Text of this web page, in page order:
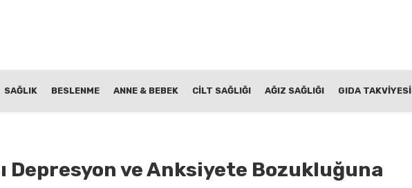
SAĞLIK BESLENME ANNE & BEBEK CİLT SAĞLIĞI AĞIZ SAĞLIĞI GIDA TAKVİYESİ
Depresyon ve Anksiyete Bozukluğuna